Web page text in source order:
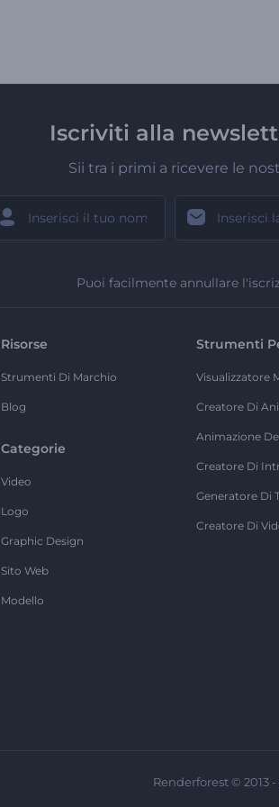
Iscriviti alla
Sii tra i primi a ricevere le
Puoi facilmente annullare
Risorse
Strumenti Di Marchio
Blog
Categorie
Video
Logo
Graphic Design
Sito Web
Modello
Strumenti
Visualizzatore
Creatore Di
Animazione
Creatore Di
Generatore Di
Creatore Di
Renderforest © 2013 -